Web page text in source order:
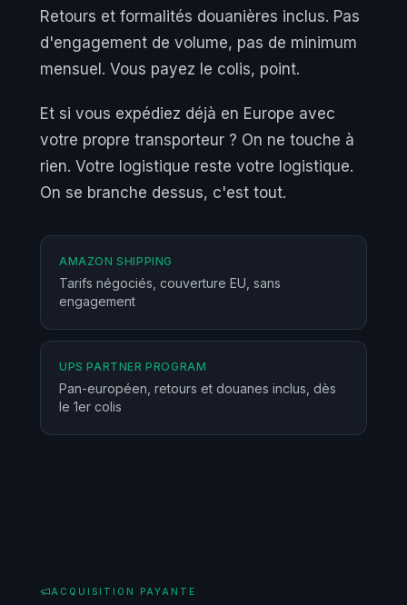
Retours et formalités douanières inclus. Pas
d'engagement de volume, pas de minimum
mensuel. Vous payez le colis, point.
Et si vous expédiez déjà en Europe avec
votre propre transporteur ? On ne touche à
rien. Votre logistique reste votre logistique.
On se branche dessus, c'est tout.
AMAZON SHIPPING
Tarifs négociés, couverture EU, sans
engagement
UPS PARTNER PROGRAM
Pan-européen, retours et douanes inclus, dès
le 1er colis
ACQUISITION PAYANTE